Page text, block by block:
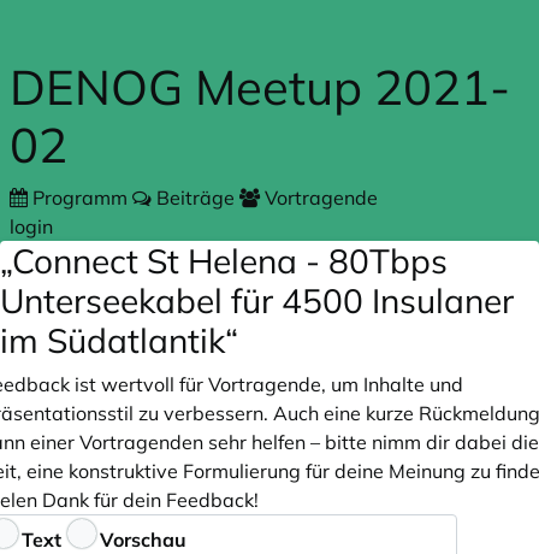
DENOG Meetup 2021-
02
Programm Beiträge
Vortragende
login
„Connect St Helena - 80Tbps
Unterseekabel für 4500 Insulaner
im Südatlantik“
ist wertvoll für Vortragende, um Inhalte und
zu verbessern. Auch eine kurze Rückmeldung
einer Vortragenden sehr helfen – bitte nimm dir dabei die
eine konstruktive Formulierung für deine Meinung zu
Dank für dein Feedback!
Text Vorschau